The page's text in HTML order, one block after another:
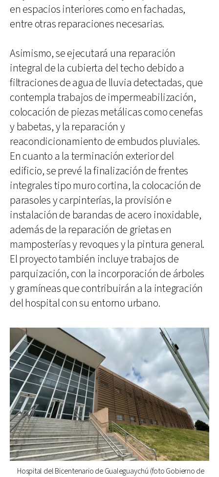
en espacios interiores como en fachadas,
entre otras reparaciones necesarias.
Asimismo, se ejecutará una reparación
integral de la cubierta del techo debido a
filtraciones de agua de lluvia detectadas, que
contempla trabajos de impermeabilización,
colocación de piezas metálicas como cenefas
y babetas, y la reparación y
reacondicionamiento de embudos pluviales.
En cuanto a la terminación exterior del
edificio, se prevé la finalización de frentes
integrales tipo muro cortina, la colocación de
parasoles y carpinterías, la provisión e
instalación de barandas de acero inoxidable,
además de la reparación de grietas en
mamposterías y revoques y la pintura general.
El proyecto también incluye trabajos de
parquización, con la incorporación de árboles
y gramíneas que contribuirán a la integración
del hospital con su entorno urbano.
Hospital del Bicentenario de Gualeguaychú (foto Gobierno de